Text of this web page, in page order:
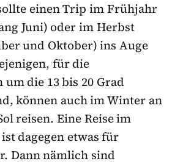
einen Trip im Frühjahr
Juni) oder im Herbst
und Oktober) ins Auge
für die
die 13 bis 20 Grad
können auch im Winter an
reisen. Eine Reise im
dagegen etwas für
Dann nämlich sind